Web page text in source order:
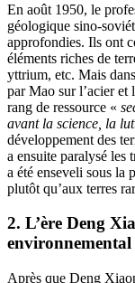
En août 1950, le
géologique sino-
approfondies. Ils ont
éléments riches de
yttrium, etc. Mais
par Mao sur l’acier et
rang de ressource «
avant la science, la
développement des
a ensuite paralysé
a été enseveli sous la
plutôt qu’aux terres
2. L’ère Deng
environnemental
Après que Deng